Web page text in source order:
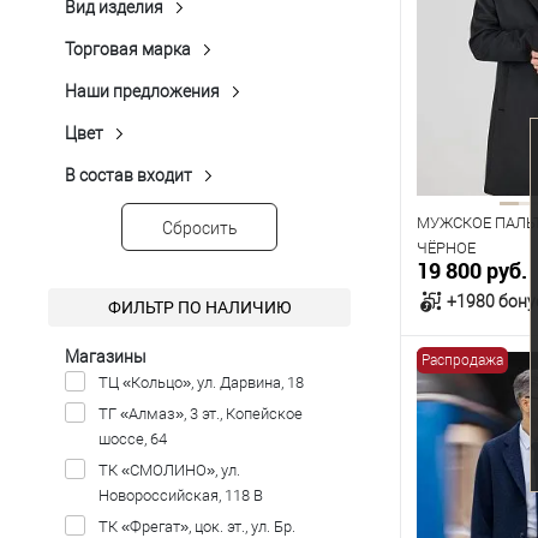
Однотонная Гладь
Показать ещё 3
Отложной воротник с лацканами
(25)
Вид изделия
Пальто(30)
Торговая марка
Peplos(30)
Наши предложения
Новинка(10)
Распродажа
ЦветБежевый
Коричневый(1)
Мультиколор(1)
(2)
В состав входит
Акрил(6)
Альпака
Ацетат(1)
Нейлон(2)
Сбросить
ФИЛЬТР ПО НАЛИЧИЮ
Магазины
ТЦ «Кольцо», ул. Дарвина, 18
ТГ «Алмаз», 3 эт., Копейское
шоссе, 64
ТК «СМОЛИНО», ул.
Новороссийская, 118 В
ТК «Фрегат», цок. эт., ул. Бр.
Размер одежды
МУЖСКОЕ
ЧЁРНОЕ
19 800 руб.
+1980
В
В наличии
Таблица
Размер одежды
Распродажа